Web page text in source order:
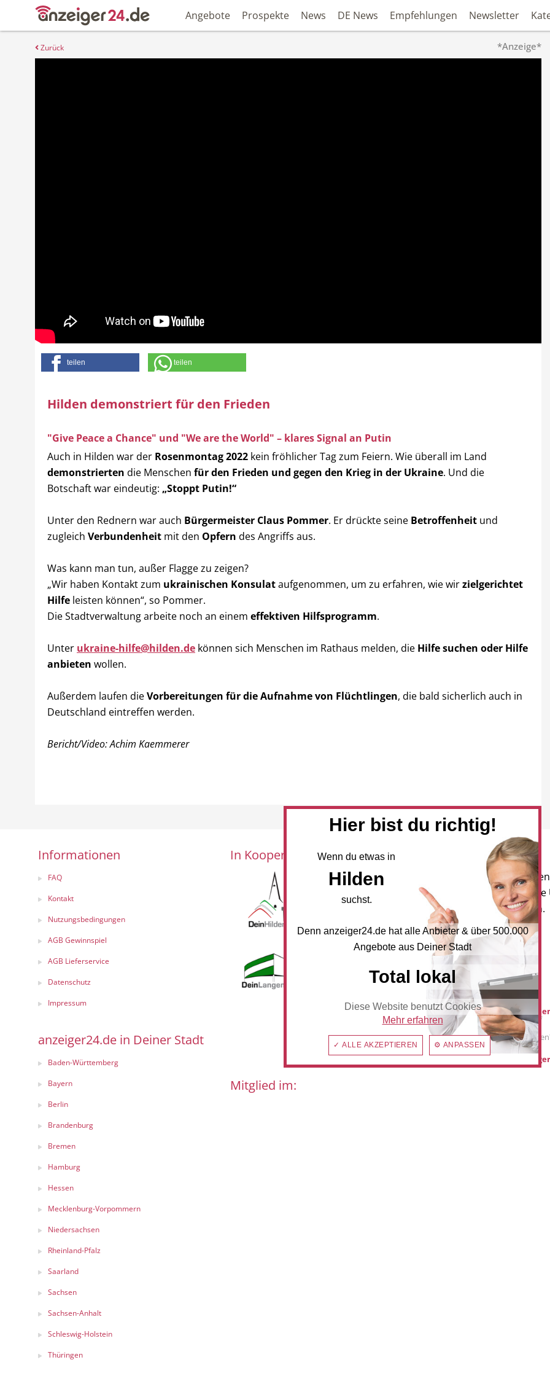
Angebote Prospekte News DE News Empfehlungen Newsletter
Zurück *Anzeige*
teilen teilen
Hilden demonstriert für den Frieden
"Give Peace a Chance" und "We are the World" – klares Signal an Putin
Auch in Hilden war der Rosenmontag 2022 kein fröhlicher Tag zum Feiern. Wie überall im Land
demonstrierten die Menschen für den Frieden und gegen den Krieg in der Ukraine. Und die
Botschaft war eindeutig: „Stoppt Putin!“
Unter den Rednern war auch Bürgermeister Claus Pommer. Er drückte seine Betroffenheit und
zugleich Verbundenheit mit den Opfern des Angriffs aus.
Was kann man tun, außer Flagge zu zeigen?
„Wir haben Kontakt zum ukrainischen Konsulataufgenommen, um zu erfahren, wie wirzielgerichtet
Hilfe leisten können“, so Pommer.
Die Stadtverwaltung arbeite noch an einem effektiven Hilfsprogramm.
Unter ukraine-hilfe@hilden.de können sich Menschen im Rathaus melden, die Hilfe suchen oder Hilfe
anbieten wollen.
Außerdem laufen dieVorbereitungen für die Aufnahme von Flüchtlingen, die bald sicherlich auch in
Deutschland eintreffen werden.
Bericht/Video: Achim Kaemmerer
Informationen
FAQ
Kontakt
Nutzungsbedingungen
AGB Gewinnspiel
AGB Lieferservice
Datenschutz
Impressum
anzeiger24.de in Deiner Stadt
Baden-Württemberg
Bayern
Berlin
Brandenburg
Bremen
Hamburg
Hessen
Mecklenburg-Vorpommern
Niedersachsen
Rheinland-Pfalz
Saarland
Sachsen
Sachsen-Anhalt
Schleswig-Holstein
Thüringen
In Kooperation mit:
Mitglied im:
Melden Sie sich für unseren
Newsletter an, um neueste
und Angebote zu erhalten.
NEWSLETTER BESTELLEN
Mediadaten
Werbung
Sie möchten auf
anzeiger24.de
Werbung
Hier bist du richtig!
Wenn du etwas in
Hilden
suchst.
Denn anzeiger24.de hat alle Anbieter & über 500.000
Angebote aus Deiner Stadt
Total lokal
Diese Website benutzt Cookies
Mehr erfahren
✓ ALLE AKZEPTIEREN ⚙ ANPASSEN